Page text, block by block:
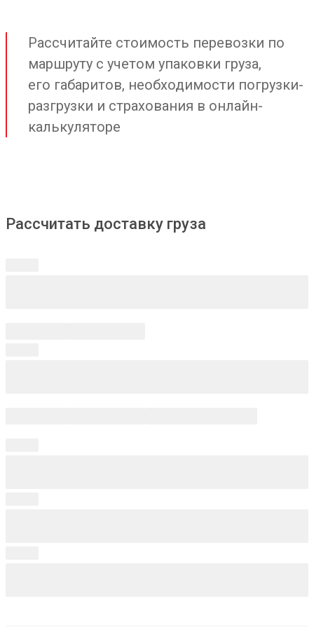
Рассчитайте стоимость перевозки по
маршруту с учетом упаковки груза,
его габаритов, необходимости погрузки-
разгрузки и страхования в онлайн-
калькуляторе
Рассчитать доставку груза